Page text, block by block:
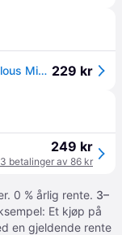
Marvin's Magic Marvin's Magic 30 Miraculous Mind-Reading Tricks - Orange - ONE SIZE 229 kr
249 kr
betalinger av 86 kr
0 % årlig rente. 3–
Et kjøp på
en gjeldende rente